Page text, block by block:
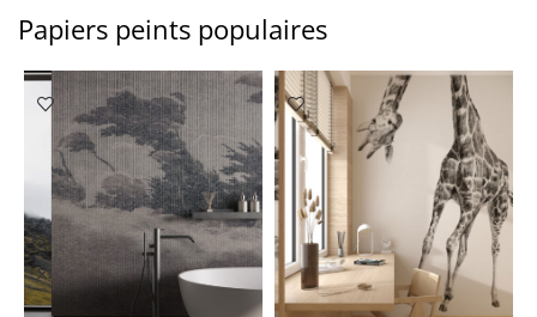
Papiers peints populaires